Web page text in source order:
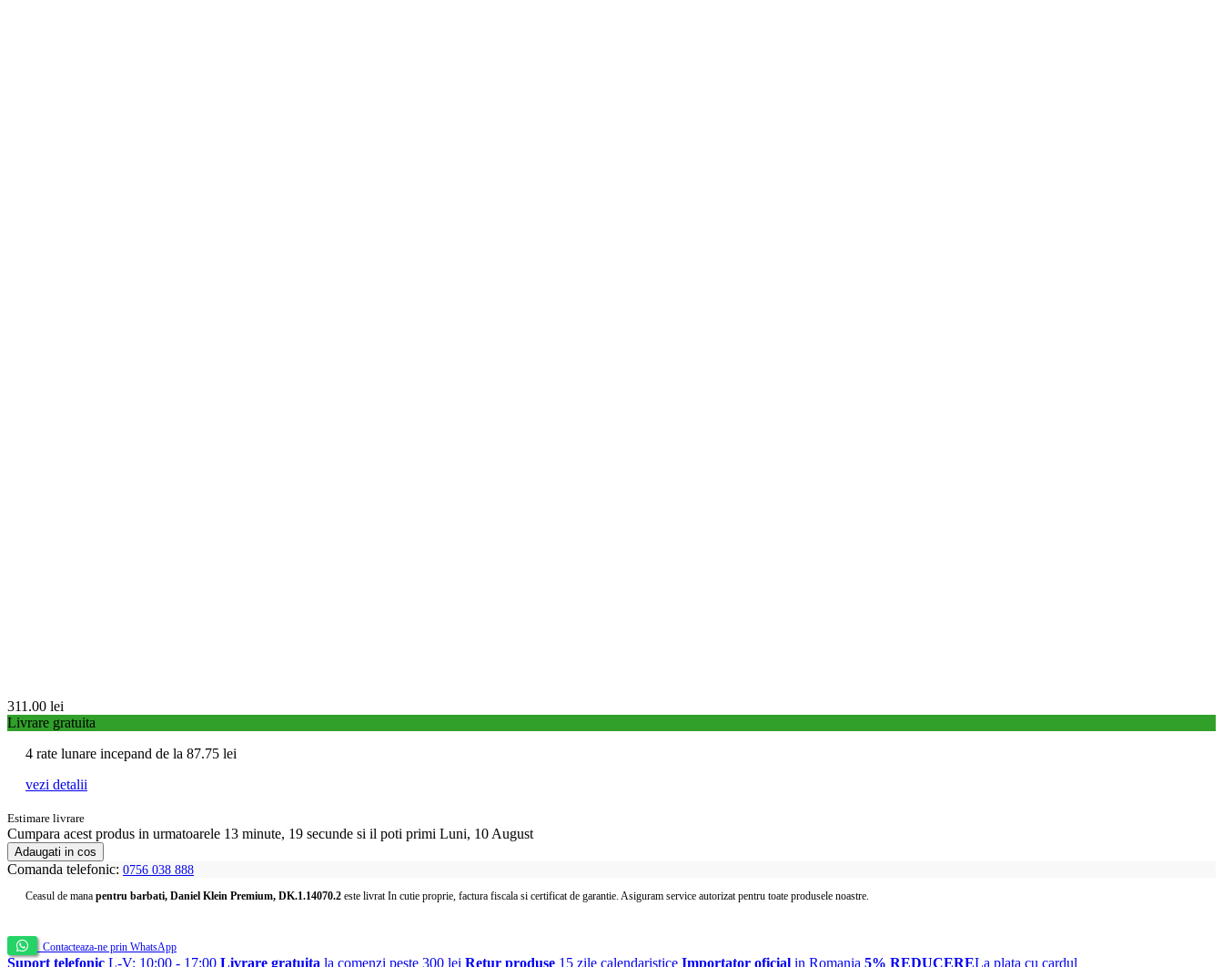
311.00 lei
Livrare gratuita
4 rate lunare incepand de la 87.75 lei
vezi detalii
Estimare livrare
Cumpara acest produs in urmatoarele 13 minute, 18 secunde si il poti primi Luni, 10 August
Adaugati in cos
Comanda telefonic: 0756 038 888
Ceasul de mana pentru barbati, Daniel Klein Premium, DK.1.14070.2 este livrat In cutie proprie, factura fiscala si certificat de garantie. Asiguram service autorizat pentru toate produsele noastre.
Contacteaza-ne prin WhatsApp
Suport telefonic L-V: 10:00 - 17:00 Livrare gratuita la comenzi peste 300 lei Retur produse 15 zile calendaristice Importator oficial in Romania 5% REDUCERELa plata cu cardul